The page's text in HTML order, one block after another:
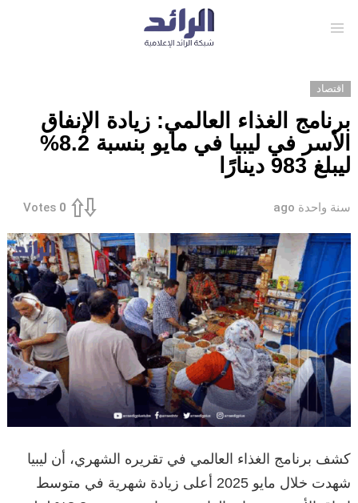
اقتصاد
برنامج الغذاء العالمي: زيادة الإنفاق
الأسر في ليبيا في مايو بنسبة 8.2%
ليبلغ 983 دينارًا
سنة واحدة ago 0
Votes
كشف برنامج الغذاء العالمي في تقريره الشهري، أن ليبيا
شهدت خلال مايو 2025 أعلى زيادة شهرية في متوسط